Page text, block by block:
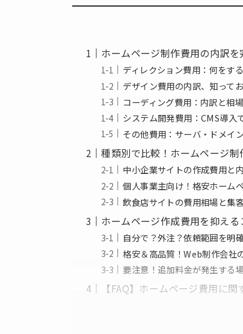
ホームページ制作費用の内訳を
ディレクション費用：何をす
デザイン費用の内訳、知って
コーディング費用：内訳と相
システム開発費用：CMS導入
その他費用：サーバ・ドメイ
種類別で比較！ホームページ制
中小企業サイトの作成費用と
個人事業主向け！格安ホーム
飲食店サイトの費用相場と集
ホームページ作成費用を抑える
自分で？外注？依頼範囲を明
格安＆高品質！Web制作会社
要注意！追加料金が発生する
【FAQ】ホームページ費用に関